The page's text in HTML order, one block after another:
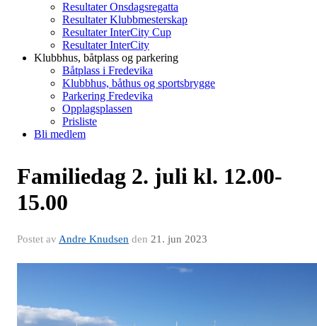
Resultater Onsdagsregatta
Resultater Klubbmesterskap
Resultater InterCity Cup
Resultater InterCity
Klubbhus, båtplass og parkering
Båtplass i Fredevika
Klubbhus, båthus og sportsbrygge
Parkering Fredevika
Opplagsplassen
Prisliste
Bli medlem
Familiedag 2. juli kl. 12.00-
15.00
Postet av Andre Knudsen den 21. jun 2023